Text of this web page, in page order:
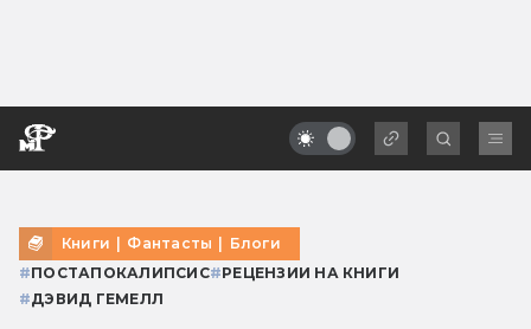
Книги | Фантасты | Блоги
#ПОСТАПОКАЛИПСИС#РЕЦЕНЗИИ НА КНИГИ
#ДЭВИД ГЕМЕЛЛ